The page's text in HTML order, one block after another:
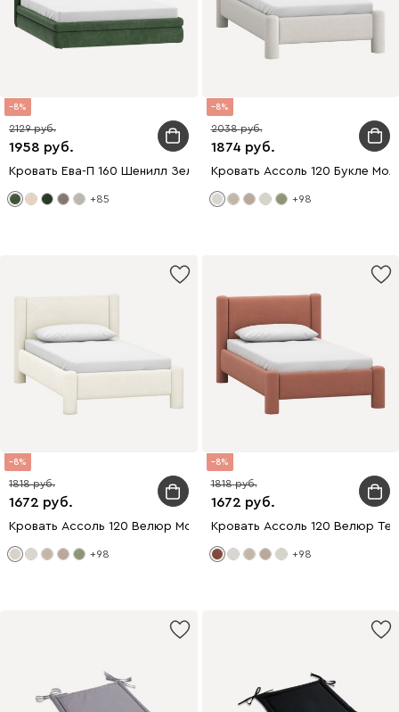
8
1958
2129
Кровать Ева-П 160 Шенилл Зеленый
+85
8
1874
2038
Кровать Ассоль 120 Букле
+98
8
1672
1818
Кровать Ассоль 120 Велюр Молочный
+98
8
1672
1818
Кровать Ассоль 120 Велюр
+98